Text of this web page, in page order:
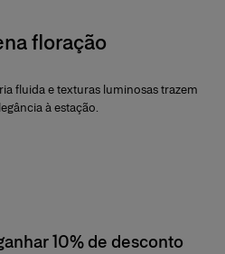
floração
fluida e texturas luminosas trazem
à estação.
10% de desconto